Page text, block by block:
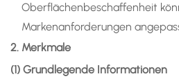
Oberflächenbeschaffenheit
Markenanforderungen
2. Merkmale
(1) Grundlegende Informationen